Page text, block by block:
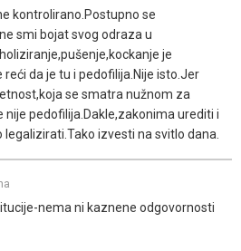
kontrolirano.Postupno se
smi bojat svog odraza u
je
da je tu i pedofilija.Nije isto.Jer
se smatra nužnom za
nije pedofilija.Dakle,zakonima urediti i
izvesti na svitlo dana.
nema ni kaznene odgovornosti